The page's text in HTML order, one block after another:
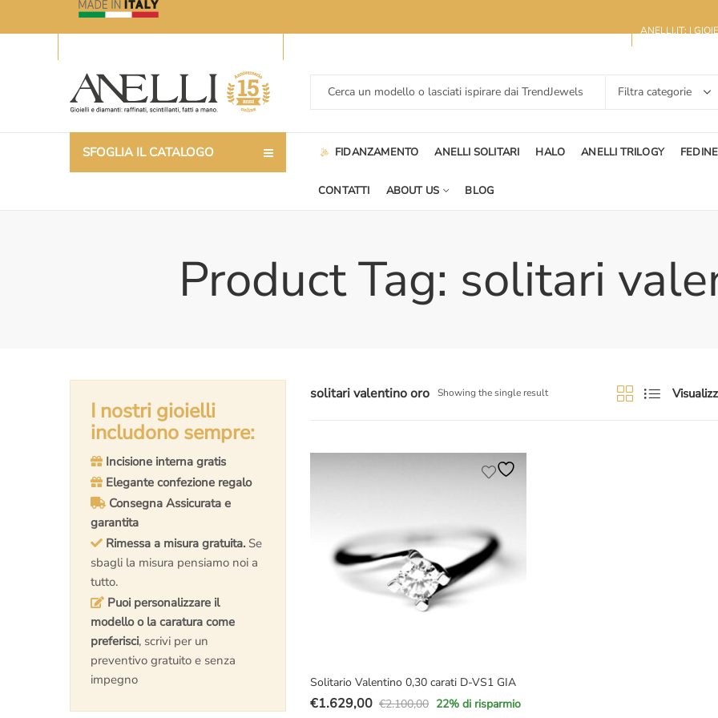
ANELLI.IT: I
SFOGLIA IL CATALOGO FIDANZAMENTO ANELLI SOLITARI HALO ANELLI TRILOGY FEDINE
CONTATTI ABOUT US BLOG
Product Tag: solitari
solitari valentino oro Showing the single result
Solitario Valentino 0,30 carati D-VS1 GIA
€2.100,00
Il
€1.629,00
Il 22% di risparmio
I nostri gioielli
includono sempre:
Incisione interna gratis
Elegante confezione regalo
Consegna Assicurata e
garantita
Rimessa a misura gratuita. Se
sbagli la misura pensiamo noi a
tutto.
Puoi personalizzare il
modello o la caratura come
preferisci, scrivi per un
preventivo gratuito e senza
impegno